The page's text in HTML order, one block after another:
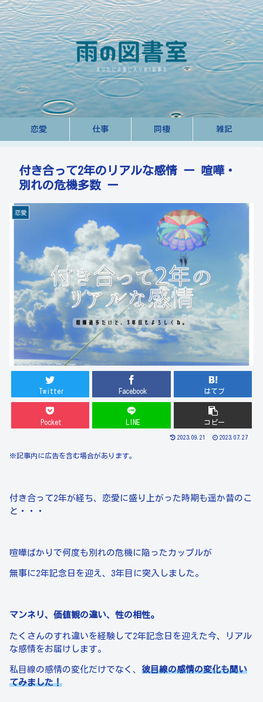
恋愛 仕事 同棲 雑記
付き合って2年のリアルな感情 ー 喧嘩・
別れの危機多数 ー
恋愛
Twitter Facebook はてブ
Pocket LINE コピー
2023.09.21 2023.07.27
※記事内に広告を含む場合があります。
付き合って2年が経ち、恋愛に盛り上がった時期も遥か昔のこ
と・・・
喧嘩ばかりで何度も別れの危機に陥ったカップルが
無事に2年記念日を迎え、3年目に突入しました。
マンネリ、価値観の違い、性の相性。
たくさんのすれ違いを経験して2年記念日を迎えた今、リアル
な感情をお届けします。
私目線の感情の変化だけでなく、 彼目線の感情の変化も聞い
てみました！